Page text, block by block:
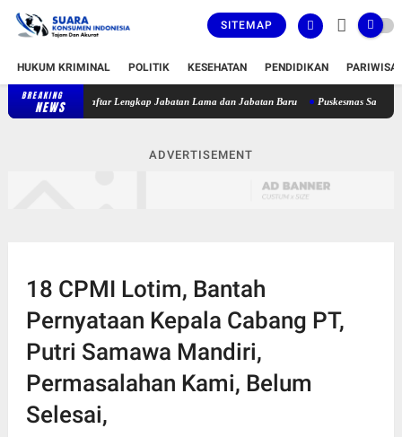
SITEMAP
HUKUM KRIMINAL POLITIK KESEHATAN PENDIDIKAN
BREAKING
NEWS
Berikut Daftar Lengkap Jabatan Lama dan Jabatan Baru Puskesmas Sakra Timur
ADVERTISEMENT
18 CPMI Lotim, Bantah
Pernyataan Kepala Cabang PT,
Putri Samawa Mandiri,
Permasalahan Kami, Belum
Selesai,